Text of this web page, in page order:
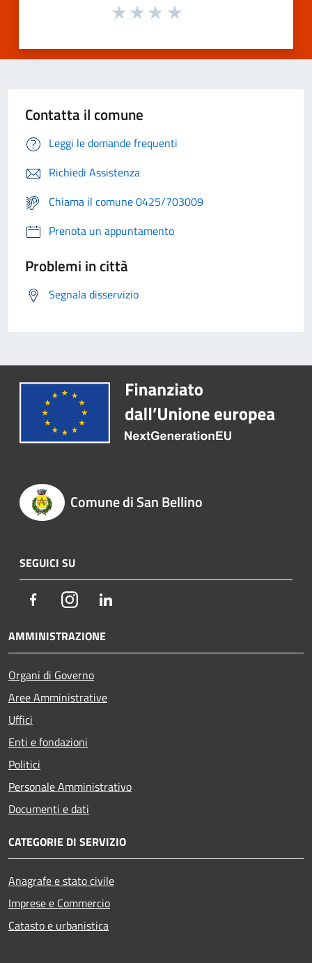
Contatta il comune
Leggi le domande frequenti
Richiedi Assistenza
Chiama il comune 0425/703009
Prenota un appuntamento
Problemi in città
Segnala disservizio
Comune di San Bellino
SEGUICI SU
FacebookInstagram
AMMINISTRAZIONE
Organi di Governo
Aree Amministrative
Uffici
Enti e fondazioni
Politici
Personale Amministrativo
Documenti e dati
CATEGORIE DI SERVIZIO
Anagrafe e stato civile
Imprese e Commercio
Catasto e urbanistica